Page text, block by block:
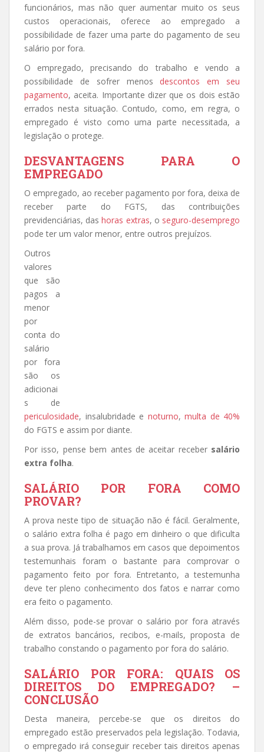
funcionários, mas não quer aumentar muito os seus
custos operacionais, oferece ao empregado a
possibilidade de fazer uma parte do pagamento de seu
salário por fora.
O empregado, precisando do trabalho e vendo a
possibilidade de sofrer menos descontos em seu
pagamento, aceita. Importante dizer que os dois estão
errados nesta situação. Contudo, como, em regra, o
empregado é visto como uma parte necessitada, a
legislação o protege.
DESVANTAGENS PARA O
EMPREGADO
O empregado, ao receber pagamento por fora, deixa de
receber parte do FGTS, das contribuições
previdenciárias, das horas extras, o seguro-desemprego
pode ter um valor menor, entre outros prejuízos.
Outros
valores
que são
pagos a
menor
por
conta do
salário
por fora
são os
adicionai
s de
periculosidade, insalubridade e noturno, multa de 40%
do FGTS e assim por diante.
Por isso, pense bem antes de aceitar receber salário
extra folha.
SALÁRIO POR FORA COMO
PROVAR?
A prova neste tipo de situação não é fácil. Geralmente,
o salário extra folha é pago em dinheiro o que dificulta
a sua prova. Já trabalhamos em casos que depoimentos
testemunhais foram o bastante para comprovar o
pagamento feito por fora. Entretanto, a testemunha
deve ter pleno conhecimento dos fatos e narrar como
era feito o pagamento.
Além disso, pode-se provar o salário por fora através
de extratos bancários, recibos, e-mails, proposta de
trabalho constando o pagamento por fora do salário.
SALÁRIO POR FORA: QUAIS OS
DIREITOS DO EMPREGADO? –
CONCLUSÃO
Desta maneira, percebe-se que os direitos do
empregado estão preservados pela legislação. Todavia,
o empregado irá conseguir receber tais direitos apenas